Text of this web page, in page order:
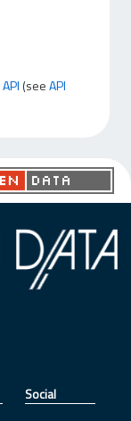
API (seeAPI
Social